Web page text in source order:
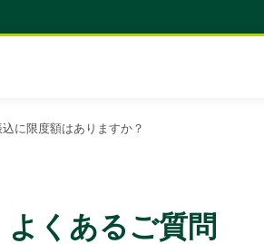
に限度額はありますか？
よくあるご質問